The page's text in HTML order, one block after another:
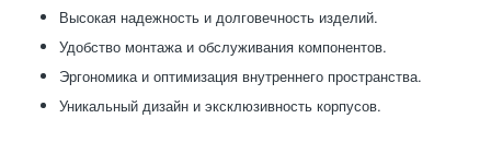
Высокая надежность и долговечность изделий.
Удобство монтажа и обслуживания компонентов.
Эргономика и оптимизация внутреннего пространства.
Уникальный дизайн и эксклюзивность корпусов.